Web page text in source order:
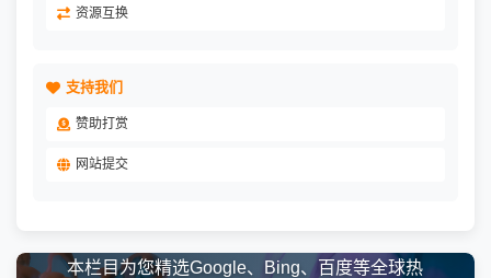
资源互换
支持我们
赞助打赏
网站提交
本栏目为您精选Google、Bing、百度等全球热